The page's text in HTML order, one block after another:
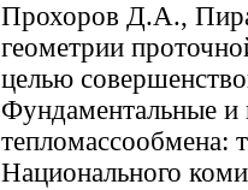
Прохоров Д.А.,
геометрии
целью
Фундаментальные
тепломассообмена:
Национального